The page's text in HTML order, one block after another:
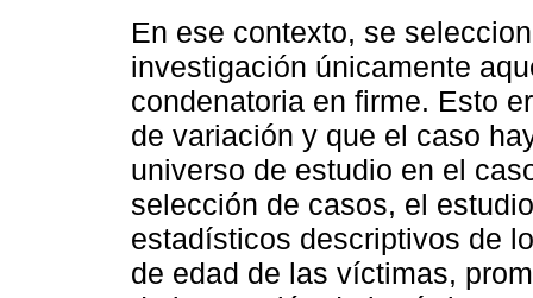
En ese contexto, se
investigación únicamente
condenatoria en firme. Esto
de variación y que el caso
universo de estudio en el
selección de casos, el
estadísticos descriptivos de
de edad de las víctimas,